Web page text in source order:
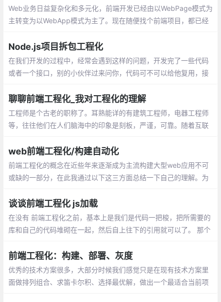
和开发方法
Web业务日益复杂化和多元化，前端开发已经由以WebPage模式为
主转变为以WebApp模式为主了。现在随便找个前端项目，都已经
了就会产生许多问题，比如：如何进行高效的多人协作？如何保证
项目的可维护性？如何提高项目的开发质量？
Node.js项目拆包工程化
在我们开发的过程中，经常会遇到这样的问题，开发完了一些代码
或者一个接口，别的小伙伴过来问你，代码可不可以给他复用，接
聊聊前端工程化_我对工程化的理解
工程师是个古老的职称了。耳熟能详的有建筑工程师，电器工程师
等，往往他们在人们脑海中的印象是刻板，严谨，可靠。随着互联
钻，计算机是他们的施工现场，代码是他们的工程部件
web前端工程化/构建自动化
前端工程化的概念在近些年来逐渐成为主流构建大型web应用不可
或缺的一部分，在此我通过以下这三方面总结一下自己的理解。为
谈谈前端工程化 js加载
在没有 前端工程化之前，基本上是我们是代码一把梭，把所需要的
库和自己的代码堆砌在一起，然后自上往下的引用就可以了。 那个
速度。最多用以下几个方案。
前端工程化：构建、部署、灰度
优秀的技术方案很多，大部分时候我们感觉只是在现有技术方案里
面做排列组合、求笛卡尔积、选择最优解，做出一个最适合当前项